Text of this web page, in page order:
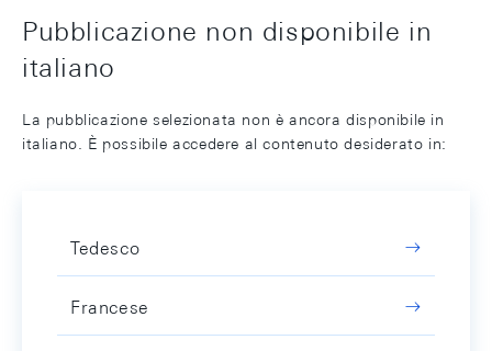
Pubblicazione non disponibile in
italiano
La pubblicazione selezionata non è ancora disponibile in
italiano. È possibile accedere al contenuto desiderato in:
Tedesco
Francese